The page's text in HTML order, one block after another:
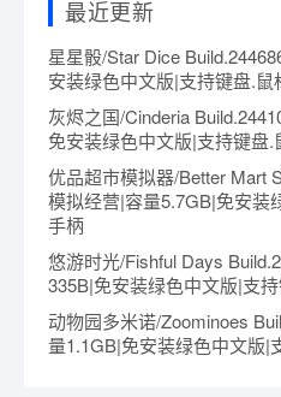
最近更新
星星骰/Star Dice
安装绿色中文版|支持键盘.鼠
灰烬之国/Cinderia
免安装绿色中文版|支持键盘.
优品超市模拟器/Better Mart
模拟经营|容量5.7GB|免安装
手柄
悠游时光/Fishful Days
335B|免安装绿色中文版|支
动物园多米诺/Zoominoes
量1.1GB|免安装绿色中文版|